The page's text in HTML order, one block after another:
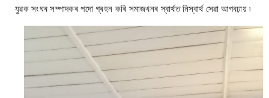
যুৱক সংঘৰ সম্পাদকৰ পদো গ্ৰহন কৰি সমাজখনৰ স্বাৰ্থত নিস্বাৰ্থ সেৱা আগবঢ়ায় ৷